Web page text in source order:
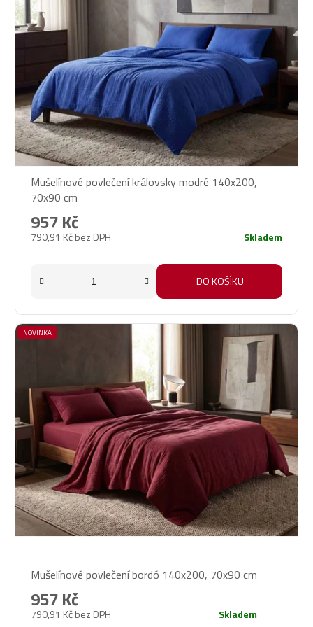
Mušelínové povlečení královsky modré 140x200,
70x90 cm
790,91 Kč bez DPH
957 Kč
Skladem
DO KOŠÍKU
NOVINKA
hodnocení
produktu
je
Mušelínové povlečení bordó 140x200, 70x90 cm
790,91 Kč bez DPH
957 Kč
Skladem